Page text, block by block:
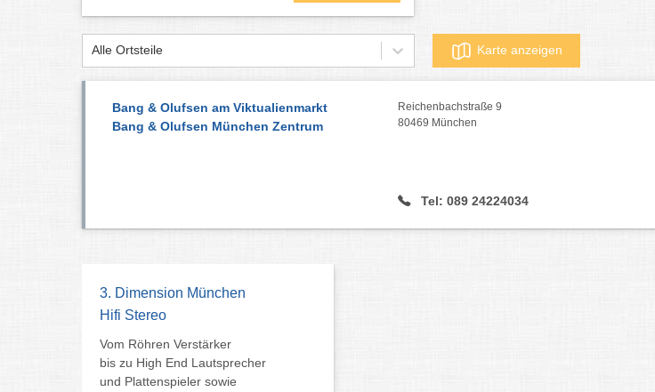
Alle Ortsteile Karte anzeigen
Bang & Olufsen am Viktualienmarkt
Bang & Olufsen München Zentrum
Reichenbachstraße 9
80469 München
Tel: 089 24224034
3. Dimension München
Hifi Stereo
Vom Röhren Verstärker
bis zu High End Lautsprecher
und Plattenspieler sowie